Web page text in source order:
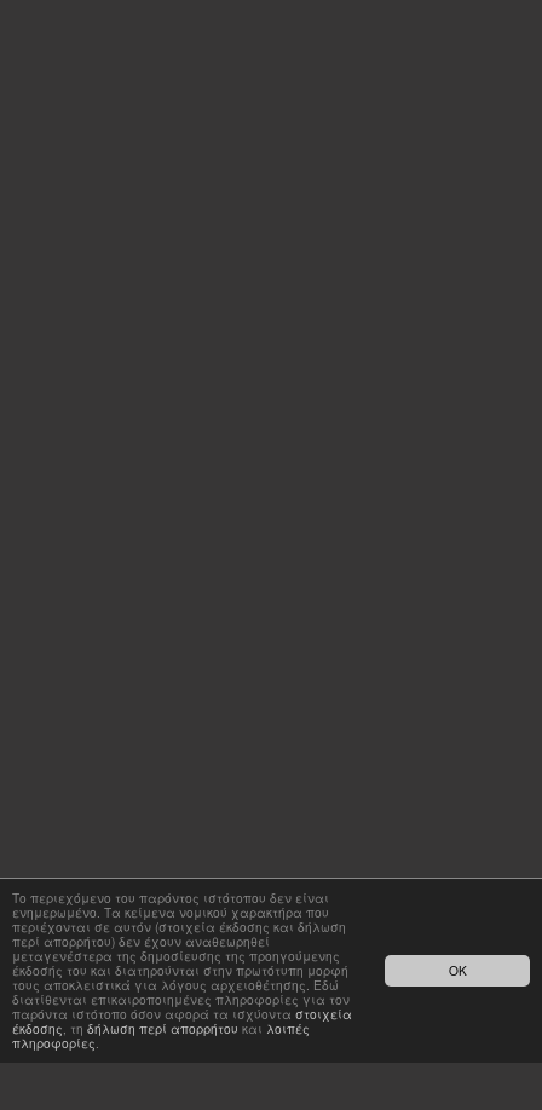
OK
Το περιεχόμενο του παρόντος ιστότοπου δεν είναι
ενημερωμένο. Τα κείμενα νομικού χαρακτήρα που
περιέχονται σε αυτόν (στοιχεία έκδοσης και δήλωση
περί απορρήτου) δεν έχουν αναθεωρηθεί
μεταγενέστερα της δημοσίευσης της προηγούμενης
έκδοσής του και διατηρούνται στην πρωτότυπη μορφή
τους αποκλειστικά για λόγους αρχειοθέτησης. Εδώ
διατίθενται επικαιροποιημένες πληροφορίες για τον
παρόντα ιστότοπο όσον αφορά τα ισχύοντα στοιχεία
έκδοσης, τη δήλωση περί απορρήτου και λοιπές
πληροφορίες.